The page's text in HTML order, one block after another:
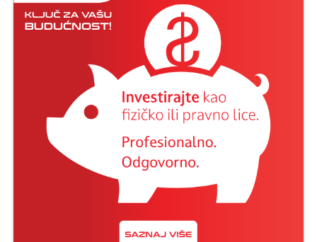
hercegovački vinari i Hercegovina kao
vinogradarska regija osvojili u proteklom periodu,
uključujući članstvo Vinske ceste Hercegovine u
Kulturnoj ruti Vijeća Europe Iter Vitis, nagradu
„Najbolji Iter Vitis vinski grad“ za Grad Mostar,
„Najbolja održiva destinacija za vinski turizam“ za
Grad Trebinje, „Najbolja praksa unapređenja
kulturno-povijesnog nasljeđa i vina“ za manastir
Tvrdoš, te 39 medalja za hercegovačka vina na
Decanter World Wine Awards 2023,
najprestižnijem svjetskom ocjenjivanju vina.
Ovo je izvanredno priznanje našem gradu i
svim ljubiteljima vina u našoj regiji. Recevin